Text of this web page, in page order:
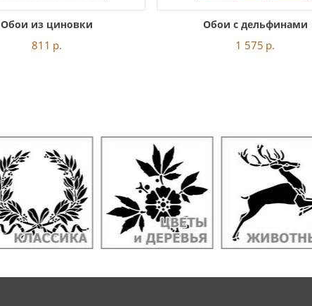
Обои из циновки
811 р.
Обои с дельфинами
1 575 р.